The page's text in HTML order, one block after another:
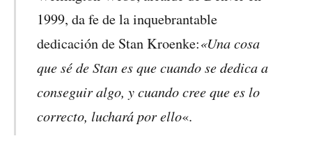
1999, da fe de la inquebrantable
dedicación de Stan Kroenke:«Una cosa
que sé de Stan es que cuando se dedica a
conseguir algo, y cuando cree que es lo
correcto, luchará por ello«.